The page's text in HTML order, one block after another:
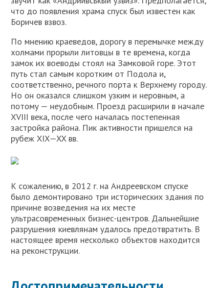
что до появления храма спуск был известен как
Боричев взвоз.
По мнению краеведов, дорогу в перемычке между
холмами прорыли литовцы в те времена, когда
замок их воеводы стоял на Замковой горе. Этот
путь стал самым коротким от Подола и,
соответственно, речного порта к Верхнему городу.
Но он оказался слишком узким и неровным, а
потому — неудобным. Проезд расширили в начале
XVIII века, после чего началась постепенная
застройка района. Пик активности пришелся на
рубеж XIX—XX вв.
К сожалению, в 2012 г. на Андреевском спуске
было демонтировано три исторических здания по
причине возведения на их месте
ультрасовременных бизнес-центров. Дальнейшие
разрушения киевлянам удалось предотвратить. В
настоящее время несколько объектов находится
на реконструкции.